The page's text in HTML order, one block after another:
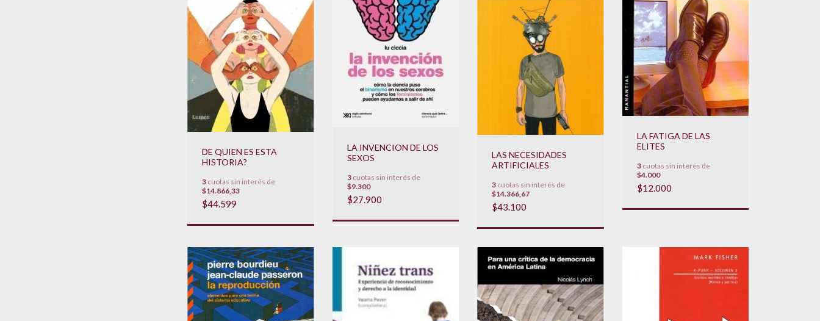
DE QUIEN ES ESTA
HISTORIA?
3 cuotas sin interés de
$14.866,33
$44.599
LA INVENCION DE LOS
SEXOS
3cuotas sin interés de
$9.300
$27.900
LAS NECESIDADES
ARTIFICIALES
3 cuotas sin interés de
$14.366,67
$43.100
LA FATIGA DE LAS
ELITES
3cuotas sin interés de
$4.000
$12.000